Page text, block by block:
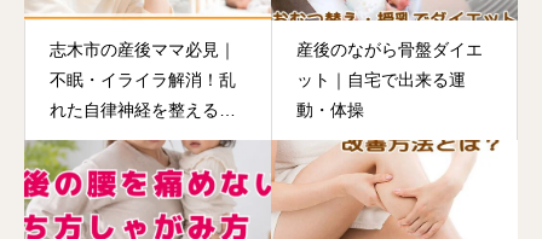
志木市の産後ママ必見｜
不眠・イライラ解消！乱
れた自律神経を整えるセ
ルフケア
産後のながら骨盤ダイエ
ット｜自宅で出来る運
動・体操